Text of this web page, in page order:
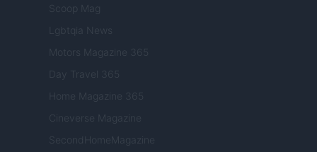
Scoop Mag
Lgbtqia News
Motors Magazine 365
Day Travel 365
Home Magazine 365
Cineverse Magazine
SecondHomeMagazine